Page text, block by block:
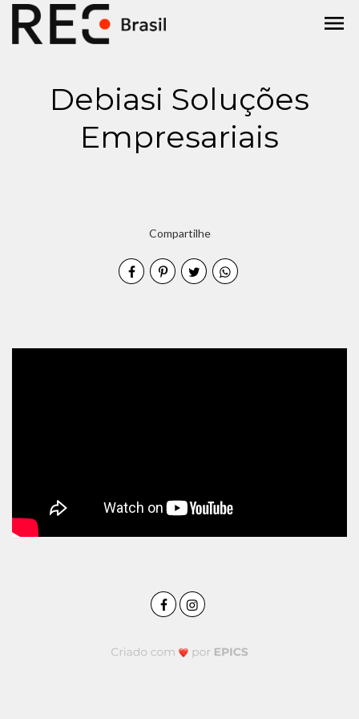
menu
Debiasi Soluções
Empresariais
Compartilhe